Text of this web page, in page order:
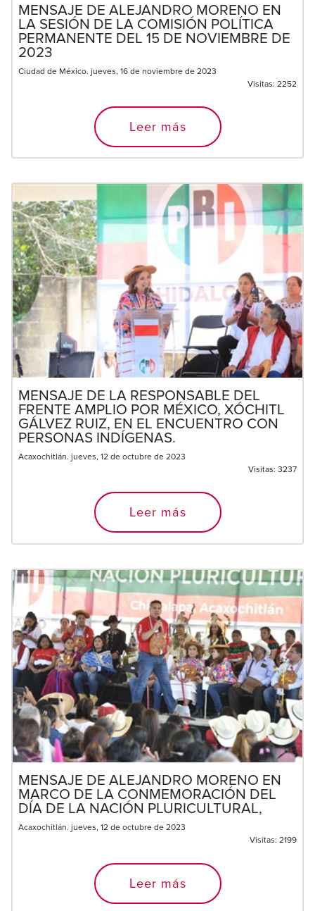
MENSAJE DE ALEJANDRO MORENO EN
LA SESIÓN DE LA COMISIÓN POLÍTICA
PERMANENTE DEL 15 DE NOVIEMBRE DE
2023
Ciudad de México. jueves, 16 de noviembre de 2023
Visitas: 2252
Leer más
MENSAJE DE LA RESPONSABLE DEL
FRENTE AMPLIO POR MÉXICO, XÓCHITL
GÁLVEZ RUIZ, EN EL ENCUENTRO CON
PERSONAS INDÍGENAS.
Acaxochitlán. jueves, 12 de octubre de 2023
Visitas: 3237
Leer más
MENSAJE DE ALEJANDRO MORENO EN
MARCO DE LA CONMEMORACIÓN DEL
DÍA DE LA NACIÓN PLURICULTURAL,
Acaxochitlán. jueves, 12 de octubre de 2023
Visitas: 2199
Leer más